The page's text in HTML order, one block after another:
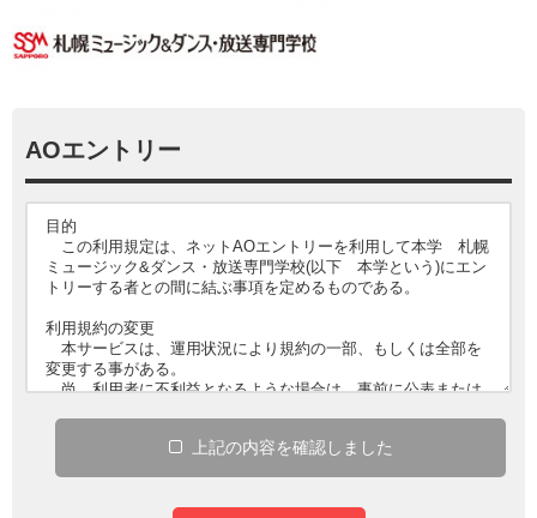
AOエントリー
上記の内容を確認しました